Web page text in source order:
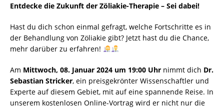
Entdecke die Zukunft der Zöliakie-Therapie – Sei dabei!
Hast du dich schon einmal gefragt, welche Fortschritte es in
der Behandlung von Zöliakie gibt? Jetzt hast du die Chance,
mehr darüber zu erfahren!
Am Mittwoch, 08. Januar 2024 um 19:00 Uhr nimmt dich Dr.
Sebastian Stricker, ein preisgekrönter Wissenschaftler und
Experte auf diesem Gebiet, mit auf eine spannende Reise. In
unserem kostenlosen Online-Vortrag wird er nicht nur die